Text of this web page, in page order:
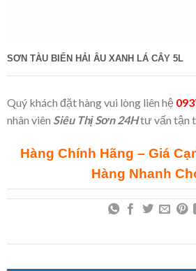
SƠN TÀU BIỂN HẢI ÂU XANH LÁ CÂY 5L
Quý khách đặt hàng vui lòng liên hệ
nhân viên Siêu Thị Sơn 24Htư vấn tận
Hàng Chính Hãng – Giá
Hàng Nhanh